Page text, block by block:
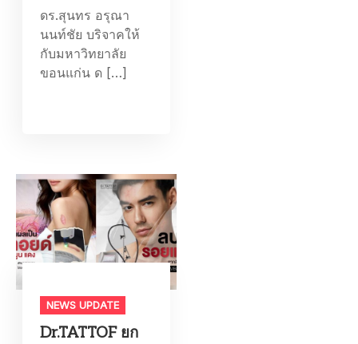
ดร.สุนทร อรุณา
นนท์ชัย​ บริจาคให้
กับมหาวิทยาลัย
ขอนแก่น ด […]
NEWS UPDATE
Dr.TATTOF ยก